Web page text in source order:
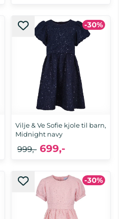
-30%
Vilje & Ve Sofie kjole til barn,
Midnight navy
699,-
999,-
-30%